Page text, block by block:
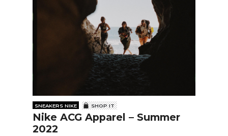
SNEAKERS NIKE SHOP IT
Nike ACG Apparel – Summer
2022